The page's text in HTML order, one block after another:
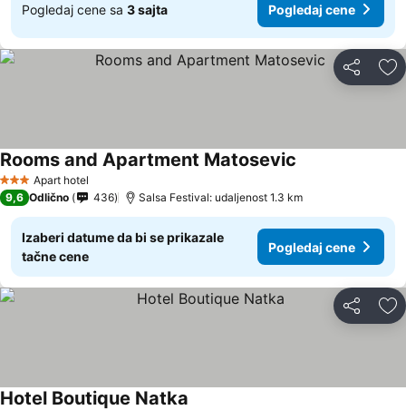
Pogledaj cene sa 3 sajta Pogledaj cene
Deli
3 ZvezdiceApart hotel
Rooms and Apartment Matosevic
9,6 Odlično 436 Salsa Festival: udaljenost 1.3 km
Izaberi datume da bi se prikazale
tačne cene
Pogledaj cene
Deli
Hotel Boutique Natka